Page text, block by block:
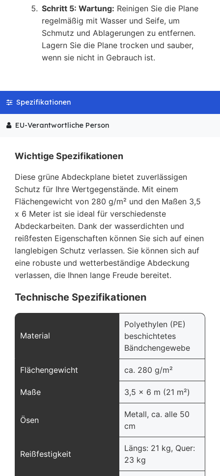
Schritt 5: Wartung: Reinigen Sie die Plane
regelmäßig mit Wasser und Seife, um
Schmutz und Ablagerungen zu entfernen.
Lagern Sie die Plane trocken und sauber,
wenn sie nicht in Gebrauch ist.
Spezifikationen
EU-Verantwortliche Person
Wichtige Spezifikationen
Diese grüne Abdeckplane bietet zuverlässigen
Schutz für Ihre Wertgegenstände. Mit einem
Flächengewicht von 280 g/m² und den Maßen 3,5
x 6 Meter ist sie ideal für verschiedenste
Abdeckarbeiten. Dank der wasserdichten und
reißfesten Eigenschaften können Sie sich auf einen
langlebigen Schutz verlassen. Sie können sich auf
eine robuste und wetterbeständige Abdeckung
verlassen, die Ihnen lange Freude bereitet.
Technische Spezifikationen
Material
Polyethylen (PE)
beschichtetes
Bändchengewebe
Flächengewicht ca. 280 g/m²
Maße 3,5 x 6 m (21 m²)
Ösen
Metall, ca. alle 50
cm
Reißfestigkeit
Längs: 21 kg, Quer:
23 kg